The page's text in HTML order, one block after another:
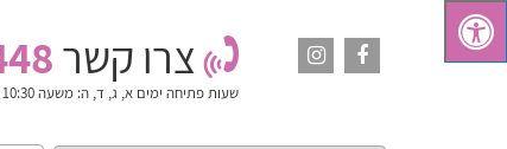
צרו קשר
שעות פתיחה ימים א, ג, ד, ה: משעה 10:30 עד 18:00. יום ב': משעה 10:30 עד 15:00. ימי ו' וערבי חג: סגור